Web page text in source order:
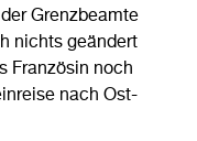
Grenzbeamte
nichts geändert
Französin noch
nach Ost-